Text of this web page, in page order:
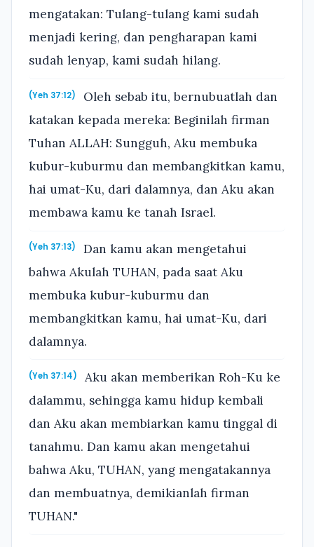
mengatakan: Tulang-tulang kami sudah
menjadi kering, dan pengharapan kami
sudah lenyap, kami sudah hilang.
(Yeh 37:12)
Oleh sebab itu, bernubuatlah dan
katakan kepada mereka: Beginilah firman
Tuhan ALLAH: Sungguh, Aku membuka
kubur-kuburmu dan membangkitkan kamu,
hai umat-Ku, dari dalamnya, dan Aku akan
membawa kamu ke tanah Israel.
(Yeh 37:13)
Dan kamu akan mengetahui
bahwa Akulah TUHAN, pada saat Aku
membuka kubur-kuburmu dan
membangkitkan kamu, hai umat-Ku, dari
dalamnya.
(Yeh 37:14)
Aku akan memberikan Roh-Ku ke
dalammu, sehingga kamu hidup kembali
dan Aku akan membiarkan kamu tinggal di
tanahmu. Dan kamu akan mengetahui
bahwa Aku, TUHAN, yang mengatakannya
dan membuatnya, demikianlah firman
TUHAN."